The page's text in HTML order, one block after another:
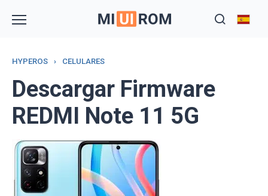
HYPEROS › CELULARES
Descargar Firmware
REDMI Note 11 5G